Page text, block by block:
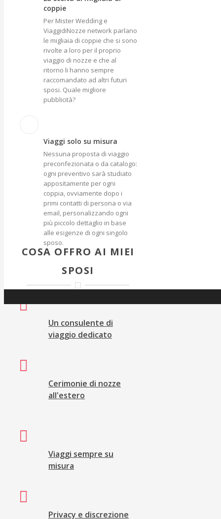
coppie
Per Mister Wedding e
ViaggidiNozze network parlano
le migliaia di coppie che si sono
rivolte a loro per il proprio
viaggio di nozze e che al
ritorno li hanno sempre
raccomandato ad altri futuri
sposi. Quale migliore
pubblicità?
Viaggi solo su misura
Nessuna proposta di viaggio
preconfezionata o da catalogo:
ogni preventivo sarà studiato
appositamente per ogni
coppia, ovviamente dopo i
primi contatti di persona o via
email, personalizzando ogni
più piccolo dettaglio in base
alle esigenze di ogni singolo
sposo.
COSA OFFRO AI MIEI
SPOSI
Un consulente di
viaggio dedicato
Cerimonie di nozze
all'estero
Viaggi sempre su
misura
Privacy e discrezione